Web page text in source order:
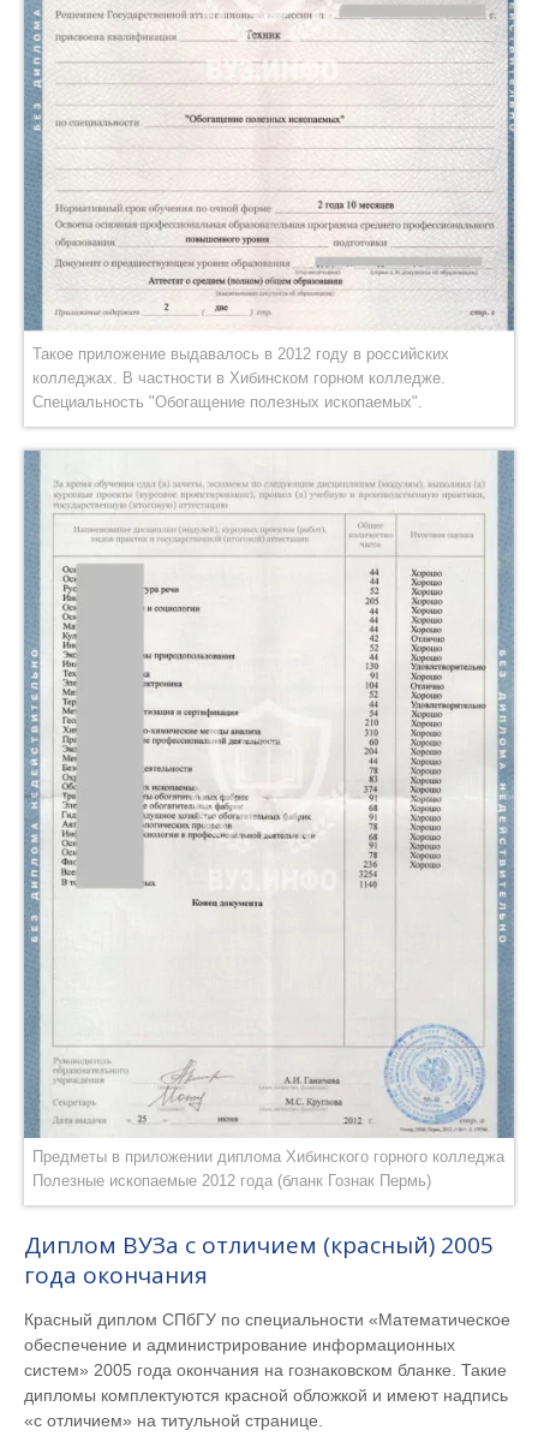
Такое приложение выдавалось в 2012 году в российских
колледжах. В частности в Хибинском горном колледже.
Специальность "Обогащение полезных ископаемых".
Предметы в приложении диплома Хибинского горного колледжа
Полезные ископаемые 2012 года (бланк Гознак Пермь)
Диплом ВУЗа с отличием (красный) 2005
года окончания
Красный диплом СПбГУ по специальности «Математическое
обеспечение и администрирование информационных
систем» 2005 года окончания на гознаковском бланке. Такие
дипломы комплектуются красной обложкой и имеют надпись
«с отличием» на титульной странице.